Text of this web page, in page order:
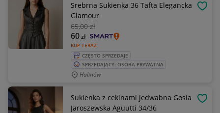
Srebrna Sukienka 36 Tafta Elegancka
Glamour
65,00 zł
KUP TERAZ
60zł
CZĘSTO SPRZEDAJE
SPRZEDAJĄCY: OSOBA PRYWATNA
Halinów
Sukienka z cekinami jedwabna Gosia
Jaroszewska Aguutti 34/36